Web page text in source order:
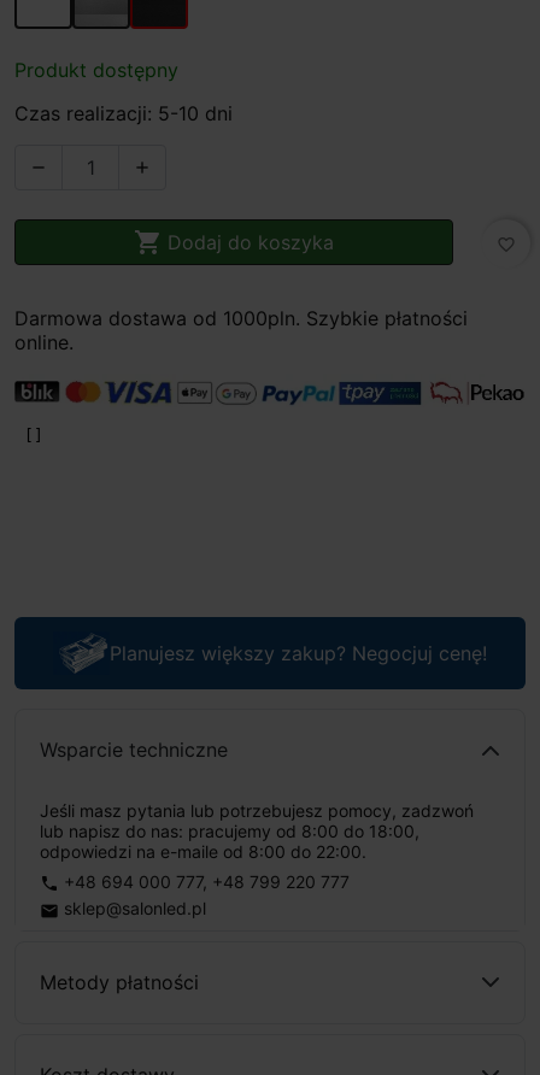
Produkt dostępny
Czas realizacji: 5-10 dni
 
 Dodaj do koszyka favorite_border
Darmowa dostawa od 1000pln. Szybkie płatności
online.
Planujesz większy zakup? Negocjuj cenę!
Wsparcie techniczne
Jeśli masz pytania lub potrzebujesz pomocy, zadzwoń
lub napisz do nas: pracujemy od 8:00 do 18:00,
odpowiedzi na e-maile od 8:00 do 22:00.
phone +48 694 000 777, +48 799 220 777
email sklep@salonled.pl
Metody płatności